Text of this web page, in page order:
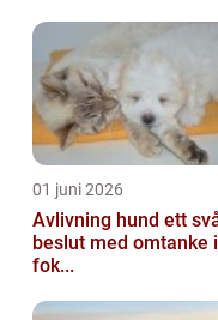
01 juni 2026
Avlivning hund ett svårt
beslut med omtanke i
fok...